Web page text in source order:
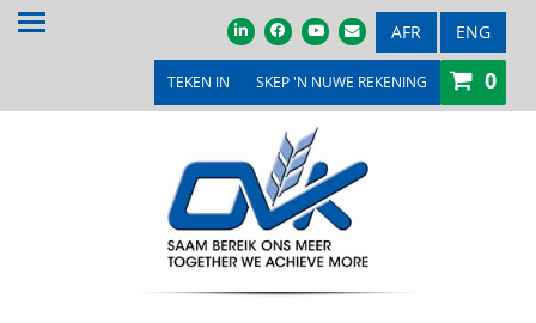
AFR ENG
TEKEN IN SKEP 'N NUWE REKENING 0
TUIS
PROMOSIES & KOMPETISIES